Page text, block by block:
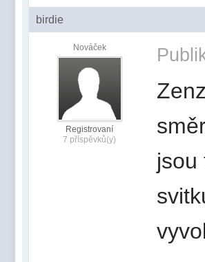
birdie
Nováček
Registrovaní
7 příspěvků(y)
jsou